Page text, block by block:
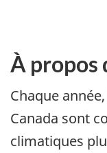
À propos
Chaque
Canada sont
climatiques